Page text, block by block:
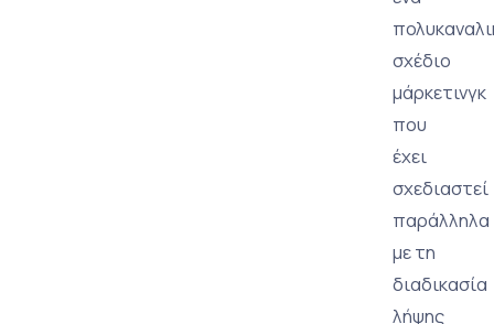
σχέδιο
μάρκετινγκ
που
έχει
σχεδιαστεί
παράλληλα
με τη
διαδικασία
λήψης